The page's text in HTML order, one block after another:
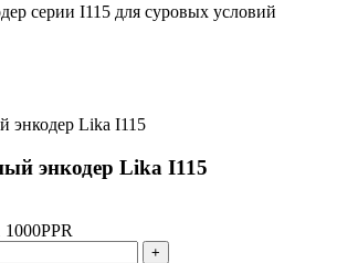
серии I115 для суровых условий
энкодер Lika I115
+